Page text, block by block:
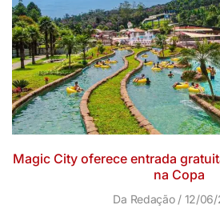
Magic City oferece entrada
na Copa
Da Redação 12/06/